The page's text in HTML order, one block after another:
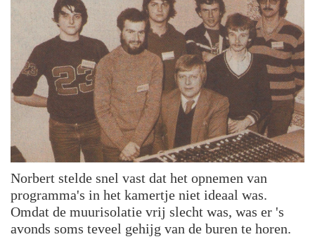
Norbert stelde snel vast dat het opnemen van
programma's in het kamertje niet ideaal was.
Omdat de muurisolatie vrij slecht was, was er 's
avonds soms teveel gehijg van de buren te horen.